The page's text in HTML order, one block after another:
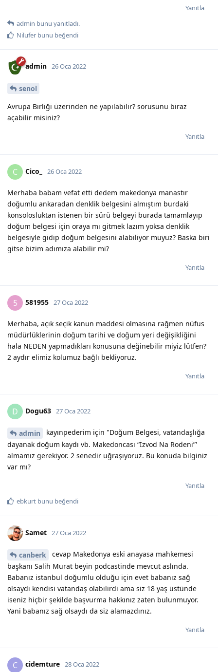
Yanıtla
admin bunu yanıtladı.
Nilufer bunu beğendi
admin 26 Oca 2022
senol
Avrupa Birliği üzerinden ne yapılabilir? sorusunu biraz
açabilir misiniz?
Yanıtla
C Cico_ 26 Oca 2022
Merhaba babam vefat etti dedem makedonya manastır
doğumlu ankaradan denklik belgesini almıştım burdaki
konsolosluktan istenen bir sürü belgeyi burada tamamlayıp
doğum belgesi için oraya mı gitmek lazım yoksa denklik
belgesiyle gidip doğum belgesini alabiliyor muyuz? Baska biri
gitse bizim adımıza alabilir mi?
Yanıtla
5 581955 27 Oca 2022
Merhaba, açık seçik kanun maddesi olmasına rağmen nüfus
müdürlüklerinin doğum tarihi ve doğum yeri değişikliğini
hala NEDEN yapmadıkları konusuna değinebilir miyiz lütfen?
2 aydır elimiz kolumuz bağlı bekliyoruz.
Yanıtla
D Dogu63 27 Oca 2022
admin
kayınpederim için "Doğum Belgesi, vatandaşlığa
dayanak doğum kaydı vb. Makedoncası “İzvod Na Rodeni”'
almamız gerekiyor. 2 senedir uğraşıyoruz. Bu konuda bilginiz
var mı?
Yanıtla
ebkurt bunu beğendi
Samet 27 Oca 2022
canberk
cevap Makedonya eski anayasa mahkemesi
başkanı Salih Murat beyin podcastinde mevcut aslında.
Babanız istanbul doğumlu olduğu için evet babanız sağ
olsaydı kendisi vatandaş olabilirdi ama siz 18 yaş üstünde
iseniz hiçbir şekilde başvurma hakkınız zaten bulunmuyor.
Yani babanız sağ olsaydı da siz alamazdınız.
Yanıtla
C cidemture 28 Oca 2022